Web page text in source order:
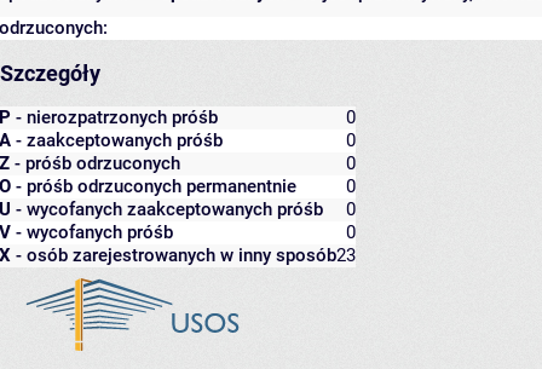
odrzuconych:
Szczegóły
P - nierozpatrzonych próśb
0
A - zaakceptowanych próśb
0
Z - próśb odrzuconych
0
O - próśb odrzuconych permanentnie
0
U - wycofanych zaakceptowanych próśb
0
V - wycofanych próśb
0
X - osób zarejestrowanych w inny sposób23